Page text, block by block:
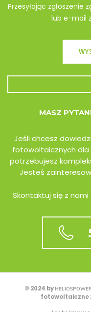
Przesyłając
lub e-mail
MASZ
Jeśli chcesz
fotowoltaicznych dla
potrzebujesz
Jesteś
Skontaktuj się z
© 2024 byHELIOSPOWER
fotowoltaiczne